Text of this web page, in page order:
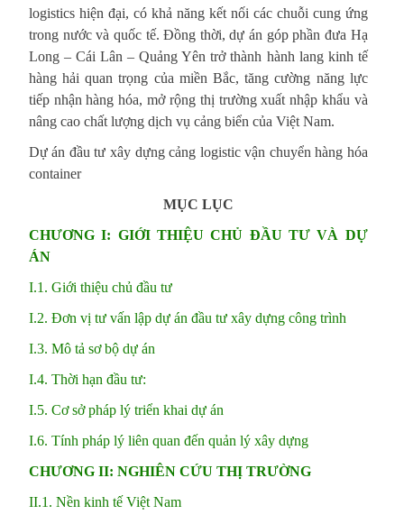
logistics hiện đại, có khả năng kết nối các chuỗi cung ứng
trong nước và quốc tế. Đồng thời, dự án góp phần đưa Hạ
Long – Cái Lân – Quảng Yên trở thành hành lang kinh tế
hàng hải quan trọng của miền Bắc, tăng cường năng lực
tiếp nhận hàng hóa, mở rộng thị trường xuất nhập khẩu và
nâng cao chất lượng dịch vụ cảng biển của Việt Nam.
Dự án đầu tư xây dựng cảng logistic vận chuyển hàng hóa
container
MỤC LỤC
CHƯƠNG I: GIỚI THIỆU CHỦ ĐẦU TƯ VÀ DỰ
ÁN
I.1. Giới thiệu chủ đầu tư
I.2. Đơn vị tư vấn lập dự án đầu tư xây dựng công trình
I.3. Mô tả sơ bộ dự án
I.4. Thời hạn đầu tư:
I.5. Cơ sở pháp lý triển khai dự án
I.6. Tính pháp lý liên quan đến quản lý xây dựng
CHƯƠNG II: NGHIÊN CỨU THỊ TRƯỜNG
II.1. Nền kinh tế Việt Nam